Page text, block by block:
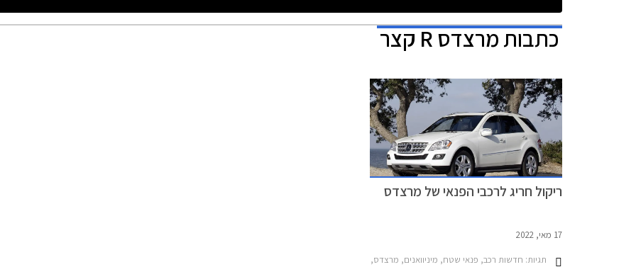
כתבותמרצדס R קצר
ריקול חריג לרכבי הפנאי של מרצדס
17 מאי, 2022
תגיות: חדשות רכב, פנאי שטח, מיניוואנים, מרצדס, מרצדס R ארוך 2011-2013, מרצדס R קצר 2011-2012, מרצדס GL 2007-2009, מרצדס GL 2011-2011, מרצדס GL 2012-2013, מרצדס M 2012-2015, מרצדס M AMG 2008-2008, מרצדס M 2006-2009מרצדס M 2009-2011